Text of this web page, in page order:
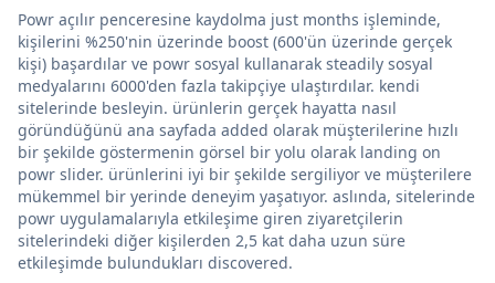
Powr açılır penceresine kaydolma just months işleminde,
kişilerini %250'nin üzerinde boost (600'ün üzerinde gerçek
kişi) başardılar ve powr sosyal kullanarak steadily sosyal
medyalarını 6000'den fazla takipçiye ulaştırdılar. kendi
sitelerinde besleyin. ürünlerin gerçek hayatta nasıl
göründüğünü ana sayfada added olarak müşterilerine hızlı
bir şekilde göstermenin görsel bir yolu olarak landing on
powr slider. ürünlerini iyi bir şekilde sergiliyor ve müşterilere
mükemmel bir yerinde deneyim yaşatıyor. aslında, sitelerinde
powr uygulamalarıyla etkileşime giren ziyaretçilerin
sitelerindeki diğer kişilerden 2,5 kat daha uzun süre
etkileşimde bulundukları discovered.